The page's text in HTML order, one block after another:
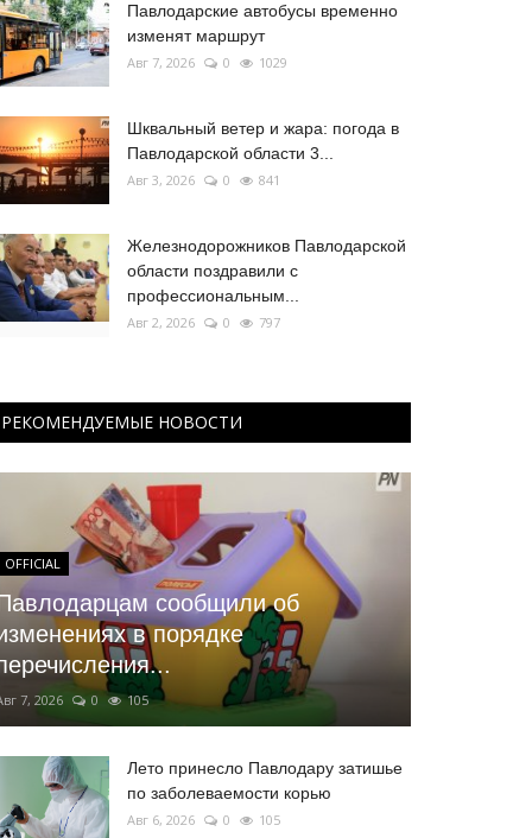
Павлодарские автобусы временно
изменят маршрут
Авг 7, 2026 0 1029
Шквальный ветер и жара: погода в
Павлодарской области 3...
Авг 3, 2026 0 841
Железнодорожников Павлодарской
области поздравили с
профессиональным...
Авг 2, 2026 0 797
РЕКОМЕНДУЕМЫЕ НОВОСТИ
OFFICIAL
сообщили об
в порядке
7, 2026 0 105
Лето принесло Павлодару затишье
по заболеваемости корью
Авг 6, 2026 0 105